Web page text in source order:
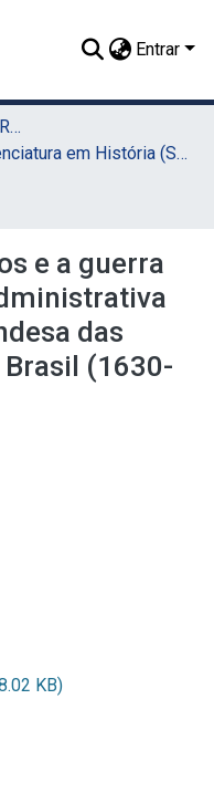
Entrar
01. Universidade Federal Rural de Pernambuco - UFRPE (Sede)
Licenciatura em História (Sede)
e a guerra
das
(1630-
KB)